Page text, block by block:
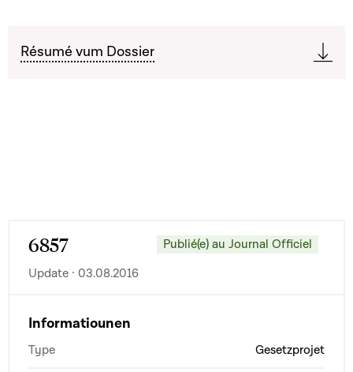
Résumé vum Dossier
6857
Publié(e) au Journal Officiel
Update · 03.08.2016
Informatiounen
Type Gesetzprojet